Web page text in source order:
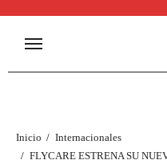
Inicio
Internacionales
FLYCARE ESTRENA SU